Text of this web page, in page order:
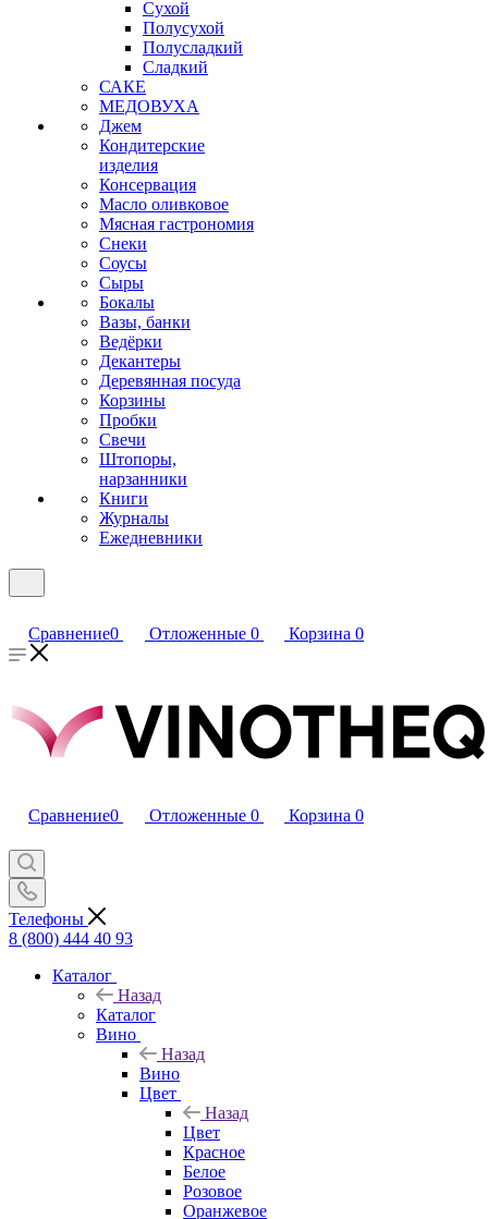
Сухой
Полусухой
Полусладкий
Сладкий
САКЕ
МЕДОВУХА
Джем
Кондитерские
изделия
Консервация
Масло оливковое
Мясная гастрономия
Снеки
Соусы
Сыры
Бокалы
Вазы, банки
Ведёрки
Декантеры
Деревянная посуда
Корзины
Пробки
Свечи
Штопоры,
нарзанники
Книги
Журналы
Ежедневники
Сравнение0 Отложенные 0 Корзина 0
Сравнение0 Отложенные 0 Корзина 0
Телефоны
8 (800) 444 40 93
Каталог
Назад
Каталог
Вино
Назад
Вино
Цвет
Назад
Цвет
Красное
Белое
Розовое
Оранжевое